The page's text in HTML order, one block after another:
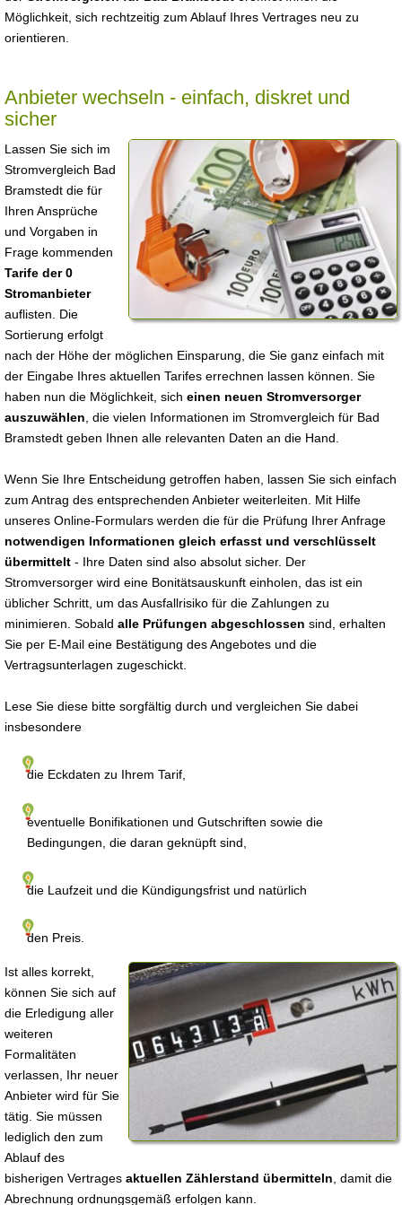
Möglichkeit, sich rechtzeitig zum Ablauf Ihres Vertrages neu zu
orientieren.
Anbieter wechseln - einfach, diskret und
sicher
Lassen Sie sich im
Stromvergleich Bad
Bramstedt die für
Ihren Ansprüche
und Vorgaben in
Frage kommenden
Tarife der 0
Stromanbieter
auflisten. Die
Sortierung erfolgt
nach der Höhe der möglichen Einsparung, die Sie ganz einfach mit
der Eingabe Ihres aktuellen Tarifes errechnen lassen können. Sie
haben nun die Möglichkeit, sich einen neuen Stromversorger
auszuwählen , die vielen Informationen im Stromvergleich für Bad
Bramstedt geben Ihnen alle relevanten Daten an die Hand.
Wenn Sie Ihre Entscheidung getroffen haben, lassen Sie sich einfach
zum Antrag des entsprechenden Anbieter weiterleiten. Mit Hilfe
unseres Online-Formulars werden die für die Prüfung Ihrer Anfrage
notwendigen Informationen gleich erfasst und verschlüsselt
übermittelt - Ihre Daten sind also absolut sicher. Der
Stromversorger wird eine Bonitätsauskunft einholen, das ist ein
üblicher Schritt, um das Ausfallrisiko für die Zahlungen zu
minimieren. Sobald alle Prüfungen abgeschlossen sind, erhalten
Sie per E-Mail eine Bestätigung des Angebotes und die
Vertragsunterlagen zugeschickt.
Lese Sie diese bitte sorgfältig durch und vergleichen Sie dabei
insbesondere
die Eckdaten zu Ihrem Tarif,
eventuelle Bonifikationen und Gutschriften sowie die
Bedingungen, die daran geknüpft sind,
die Laufzeit und die Kündigungsfrist und natürlich
den Preis.
Ist alles korrekt,
können Sie sich auf
die Erledigung aller
weiteren
Formalitäten
verlassen, Ihr neuer
Anbieter wird für Sie
tätig. Sie müssen
lediglich den zum
Ablauf des
bisherigen Vertrages aktuellen Zählerstand übermitteln , damit die
Abrechnung ordnungsgemäß erfolgen kann.